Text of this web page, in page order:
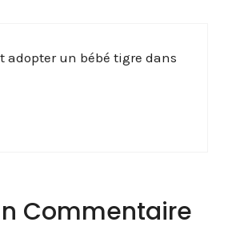
adopter un bébé tigre dans
Commentaire